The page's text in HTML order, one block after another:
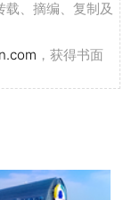
、摘编、复制及
，获得书面